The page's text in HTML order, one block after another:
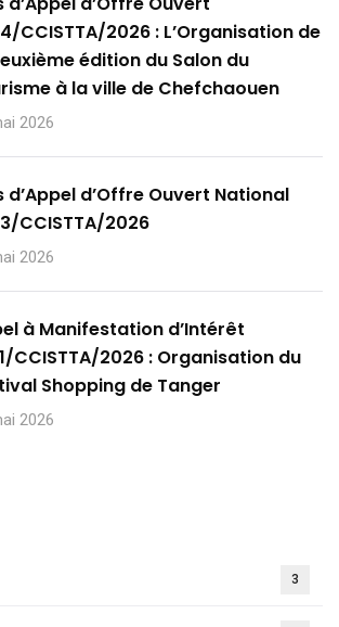
CCISTTA/2026 : L’Organisation de
édition du Salon du
à la ville de Chefchaouen
2026
d’Appel d’Offre Ouvert National
CCISTTA/2026
2026
à Manifestation d’Intérêt
CCISTTA/2026 : Organisation du
Shopping de Tanger
2026
3